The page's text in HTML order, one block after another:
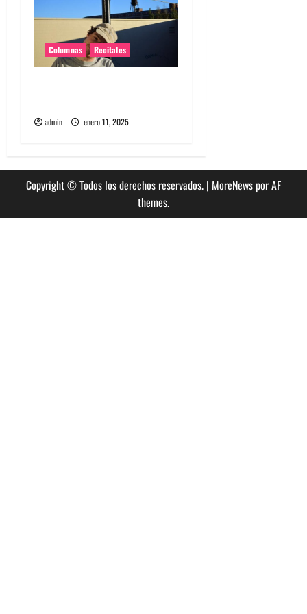
Columnas Recitales
admin enero 11, 2025
Copyright © Todos los derechos reservados. | MoreNewspor AF
themes.